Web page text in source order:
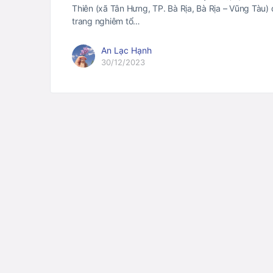
Thiên (xã Tân Hưng, TP. Bà Rịa, Bà Rịa – Vũng Tàu)
trang nghiêm tổ…
An Lạc Hạnh
30/12/2023